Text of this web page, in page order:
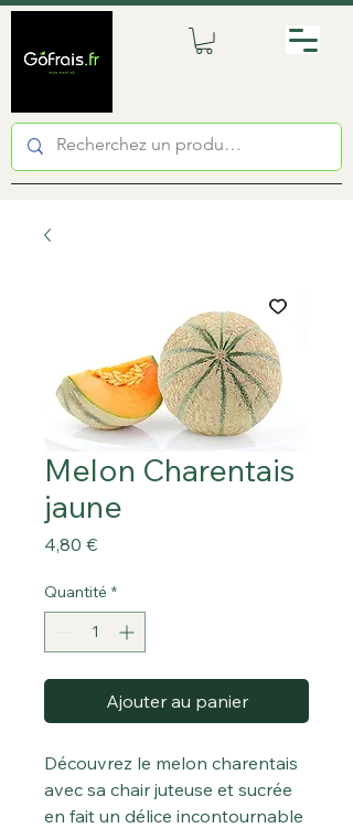
Melon Charentais
jaune
4,80 €Prix
Quantité *
Ajouter au panier
Découvrez le melon charentais
avec sa chair juteuse et sucrée
en fait un délice incontournable